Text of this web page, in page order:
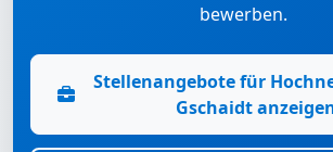
bewerben.
Stellenangebote für
Gschaidt